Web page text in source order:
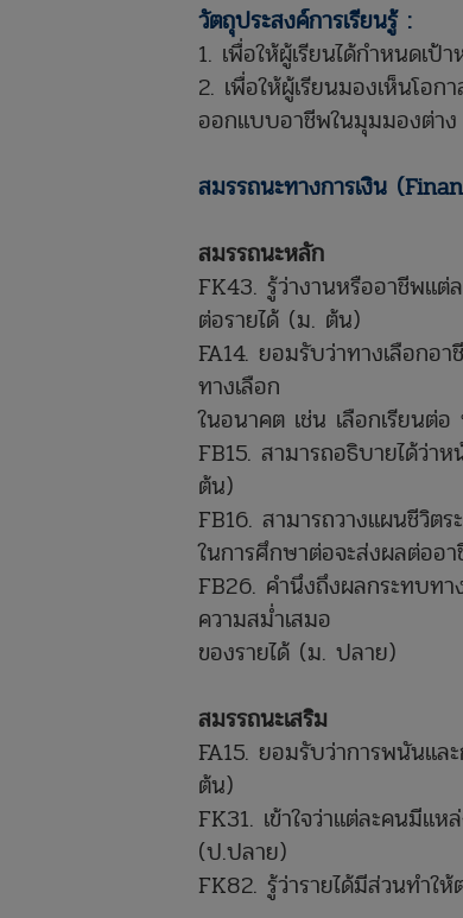
วัตถุประสงค์การเรียนรู้ :
1. เพื่อให้ผู้เรียนได้กำหนดเ
2. เพื่อให้ผู้เรียนมองเห็นโอก
ออกแบบอาชีพในมุมมองต่า
สมรรถนะทางการเงิน
สมรรถนะหลัก
FK43. รู้ว่างานหรืออาชีพแต่
ต่อรายได้ (ม. ต้น)
FA14. ยอมรับว่าทางเลือกอ
ทางเลือก
ในอนาคต เช่น เลือกเรียน
FB15. สามารถอธิบายได้ว่า
ต้น)
FB16. สามารถวางแผนชีวิตร
ในการศึกษาต่อจะส่งผลต่ออ
FB26. คำนึงถึงผลกระทบทา
ความสม่ำเสมอ
ของรายได้ (ม. ปลาย)
สมรรถนะเสริม
FA15. ยอมรับว่าการพนันและ
ต้น)
FK31. เข้าใจว่าแต่ละคนมีแห
(ป.ปลาย)
FK82. รู้ว่ารายได้มีส่วนทำ